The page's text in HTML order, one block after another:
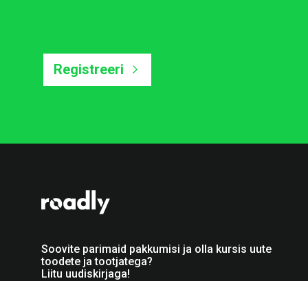
Registreeri
Soovite parimaid pakkumisi ja olla kursis uute
toodete ja tootjatega?
Liitu uudiskirjaga!